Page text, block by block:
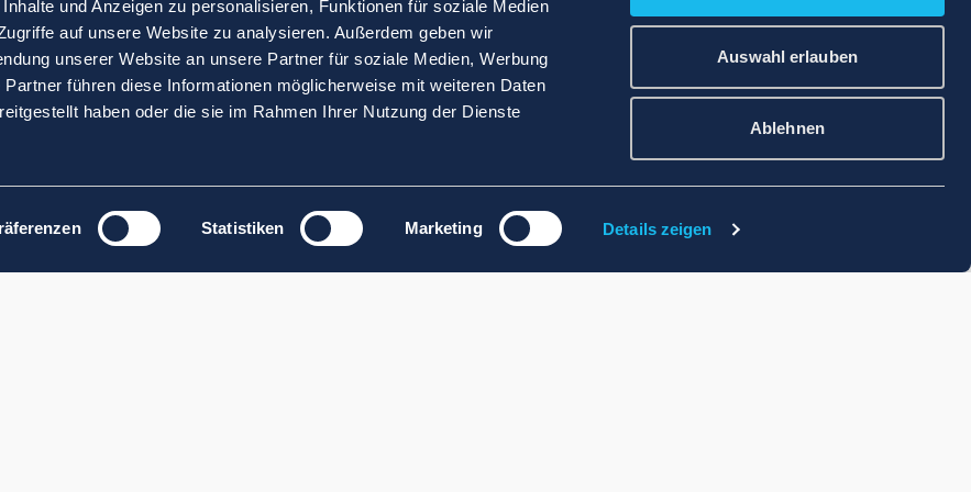
und Anzeigen zu personalisieren, Funktionen für soziale Medien
auf unsere Website zu analysieren. Außerdem geben wir
unserer Website an unsere Partner für soziale Medien, Werbung
führen diese Informationen möglicherweise mit weiteren Daten
haben oder die sie im Rahmen Ihrer Nutzung der Dienste
Statistiken Marketing Details zeigen
Auswahl erlauben
Ablehnen